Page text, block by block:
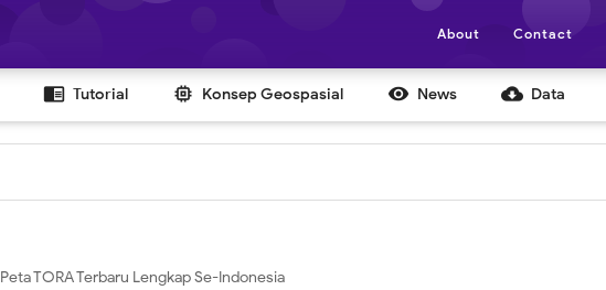
About Contact
chrome_reader_mode Tutorial  Konsep Geospasial  News cloud_download Data
Peta TORA Terbaru Lengkap Se-Indonesia